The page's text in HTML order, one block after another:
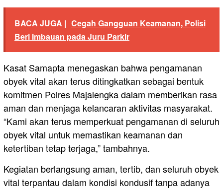
BACA JUGA | Cegah Gangguan Keamanan, Polisi
Beri Imbauan pada Juru Parkir
Kasat Samapta menegaskan bahwa pengamanan
obyek vital akan terus ditingkatkan sebagai bentuk
komitmen Polres Majalengka dalam memberikan rasa
aman dan menjaga kelancaran aktivitas masyarakat.
“Kami akan terus memperkuat pengamanan di seluruh
obyek vital untuk memastikan keamanan dan
ketertiban tetap terjaga,” tambahnya.
Kegiatan berlangsung aman, tertib, dan seluruh obyek
vital terpantau dalam kondisi kondusif tanpa adanya